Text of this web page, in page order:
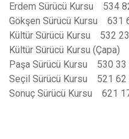
Erdem Sürücü Kursu 534
Gökşen Sürücü Kursu
Kültür Sürücü Kursu 532
Kültür Sürücü Kursu
Paşa Sürücü Kursu 530
Seçil Sürücü Kursu 521
Sonuç Sürücü Kursu 621